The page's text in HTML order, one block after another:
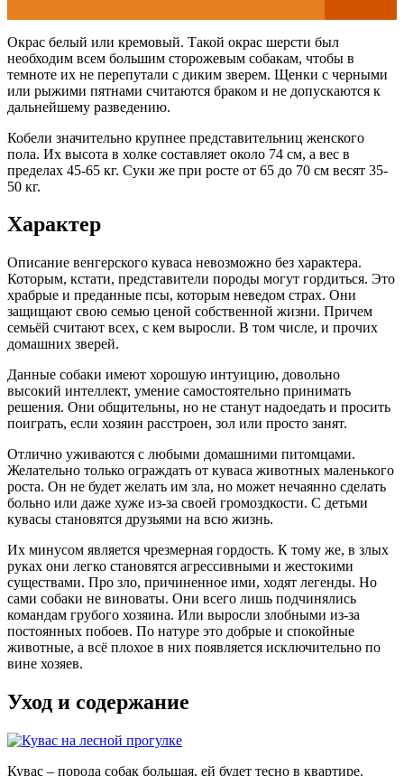
Окрас белый или кремовый. Такой окрас шерсти был
необходим всем большим сторожевым собакам, чтобы в
темноте их не перепутали с диким зверем. Щенки с черными
или рыжими пятнами считаются браком и не допускаются к
дальнейшему разведению.
Кобели значительно крупнее представительниц женского
пола. Их высота в холке составляет около 74 см, а вес в
пределах 45-65 кг. Суки же при росте от 65 до 70 см весят 35-
50 кг.
Характер
Описание венгерского куваса невозможно без характера.
Которым, кстати, представители породы могут гордиться. Это
храбрые и преданные псы, которым неведом страх. Они
защищают свою семью ценой собственной жизни. Причем
семьёй считают всех, с кем выросли. В том числе, и прочих
домашних зверей.
Данные собаки имеют хорошую интуицию, довольно
высокий интеллект, умение самостоятельно принимать
решения. Они общительны, но не станут надоедать и просить
поиграть, если хозяин расстроен, зол или просто занят.
Отлично уживаются с любыми домашними питомцами.
Желательно только ограждать от куваса животных маленького
роста. Он не будет желать им зла, но может нечаянно сделать
больно или даже хуже из-за своей громоздкости. С детьми
кувасы становятся друзьями на всю жизнь.
Их минусом является чрезмерная гордость. К тому же, в злых
руках они легко становятся агрессивными и жестокими
существами. Про зло, причиненное ими, ходят легенды. Но
сами собаки не виноваты. Они всего лишь подчинялись
командам грубого хозяина. Или выросли злобными из-за
постоянных побоев. По натуре это добрые и спокойные
животные, а всё плохое в них появляется исключительно по
вине хозяев.
Уход и содержание
Кувас – порода собак большая, ей будет тесно в квартире.